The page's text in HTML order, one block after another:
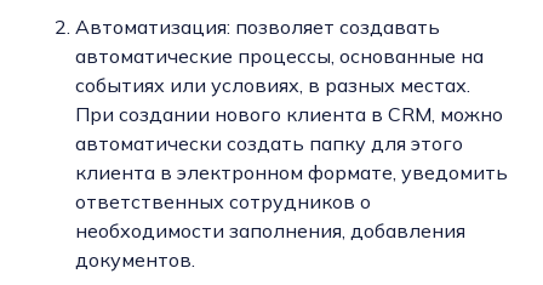
Автоматизация: позволяет создавать
автоматические процессы, основанные на
событиях или условиях, в разных местах.
При создании нового клиента в CRM, можно
автоматически создать папку для этого
клиента в электронном формате, уведомить
ответственных сотрудников о
необходимости заполнения, добавления
документов.